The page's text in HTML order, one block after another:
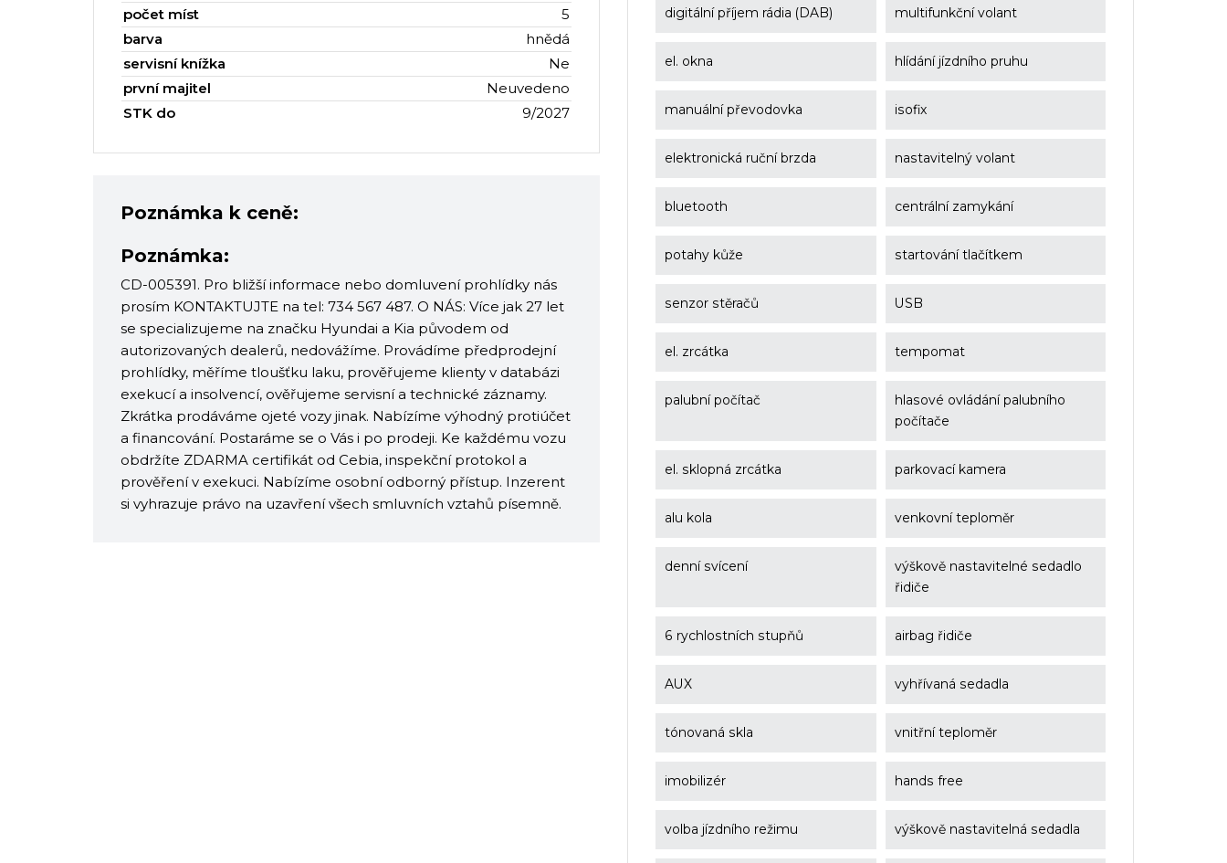
počet míst
5
barva
hnědá
servisní knížka
Ne
první majitel
Neuvedeno
STK do
9/2027
Poznámka k ceně:
Poznámka:
CD-005391. Pro bližší informace nebo domluvení prohlídky nás
prosím KONTAKTUJTE na tel: 734 567 487. O NÁS: Více jak 27 let
se specializujeme na značku Hyundai a Kia původem od
autorizovaných dealerů, nedovážíme. Provádíme předprodejní
prohlídky, měříme tloušťku laku, prověřujeme klienty v databázi
exekucí a insolvencí, ověřujeme servisní a technické záznamy.
Zkrátka prodáváme ojeté vozy jinak. Nabízíme výhodný protiúčet
a financování. Postaráme se o Vás i po prodeji. Ke každému vozu
obdržíte ZDARMA certifikát od Cebia, inspekční protokol a
prověření v exekuci. Nabízíme osobní odborný přístup. Inzerent
si vyhrazuje právo na uzavření všech smluvních vztahů písemně.
digitální příjem rádia (DAB) multifunkční volant
el. okna hlídání jízdního pruhu
manuální převodovka isofix
elektronická ruční brzda nastavitelný volant
bluetooth centrální zamykání
potahy kůže startování tlačítkem
senzor stěračů USB
el. zrcátka tempomat
palubní počítač
hlasové ovládání palubního
počítače
el. sklopná zrcátka parkovací kamera
alu kola venkovní teploměr
denní svícení
výškově nastavitelné sedadlo
řidiče
6 rychlostních stupňů airbag řidiče
AUX vyhřívaná sedadla
tónovaná skla vnitřní teploměr
imobilizér hands free
volba jízdního režimu výškově nastavitelná sedadla